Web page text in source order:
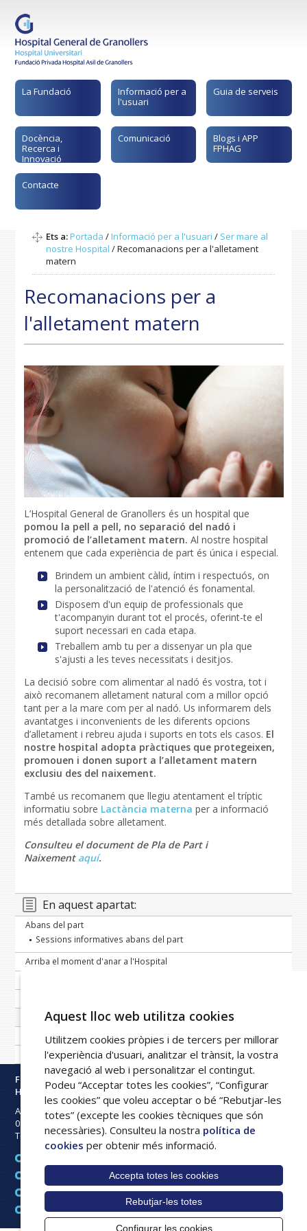
La Fundació
Informació per a
l'usuari
Guia de serveis
Docència,
Recerca i
Innovació
Comunicació
Blogs i APP
FPHAG
Contacte
Ets a:Portada /Informació per a l'usuari / Ser mare al
nostre Hospital /Recomanacions per a l'alletament
matern
Recomanacions per a
l'alletament matern
L’Hospital General de Granollers és un hospital que
pomou la pell a pell, no separació del nadó i
promoció de l’alletament matern. Al nostre hospital
entenem que cada experiència de part és única i especial.
Brindem un ambient càlid, íntim i respectuós, on
la personalització de l'atenció és fonamental.
Disposem d'un equip de professionals que
t'acompanyin durant tot el procés, oferint-te el
suport necessari en cada etapa.
Treballem amb tu per a dissenyar un pla que
s'ajusti a les teves necessitats i desitjos.
La decisió sobre com alimentar al nadó és vostra, tot i
això recomanem alletament natural com a millor opció
tant per a la mare com per al nadó. Us informarem dels
avantatges i inconvenients de les diferents opcions
d’alletament i rebreu ajuda i suports en tots els casos. El
nostre hospital adopta pràctiques que protegeixen,
promouen i donen suport a l’alletament matern
exclusiu des del naixement.
També us recomanem que llegiu atentament el tríptic
informatiu sobre Lactància materna per a informació
més detallada sobre alletament.
Consulteu el document de Pla de Part i
Naixement aquí.
En aquest apartat:
Abans del part
Sessions informatives abans del part
Arriba el moment d'anar a l'Hospital
Recomanacions per a l'alletament matern
Tràmits i gestions
Més informació
Fundació Privada
Hospital Asil de Granollers
Avinguda Francesc Ribas s/n
08402
Granollers
Tel:
93 842 50 00
Política de cookies
Intranet
Aquest lloc web utilitza cookies
Utilitzem cookies pròpies i de tercers per millorar
l'experiència d'usuari, analitzar el trànsit, la vostra
navegació al web i personalitzar el contingut.
Podeu “Acceptar totes les cookies”, “Configurar
les cookies” que voleu acceptar o bé “Rebutjar-les
totes” (excepte les cookies tècniques que són
necessàries). Consulteu la nostra política de
cookies per obtenir més informació.
Accepta totes les cookies
Rebutjar-les totes
Configurar les cookies